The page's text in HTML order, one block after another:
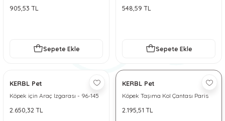
905,53 TL
Sepete Ekle
548,59 TL
Sepete Ekle
KERBL Pet
Köpek için Araç Izgarası - 96-145
2.650,32 TL
KERBL Pet
Köpek Taşıma Kol Çantası Paris
2.195,51 TL